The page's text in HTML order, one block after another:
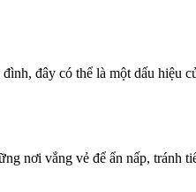
đây có thể là một dấu hiệu
nơi vắng vẻ để ẩn nấp, tránh